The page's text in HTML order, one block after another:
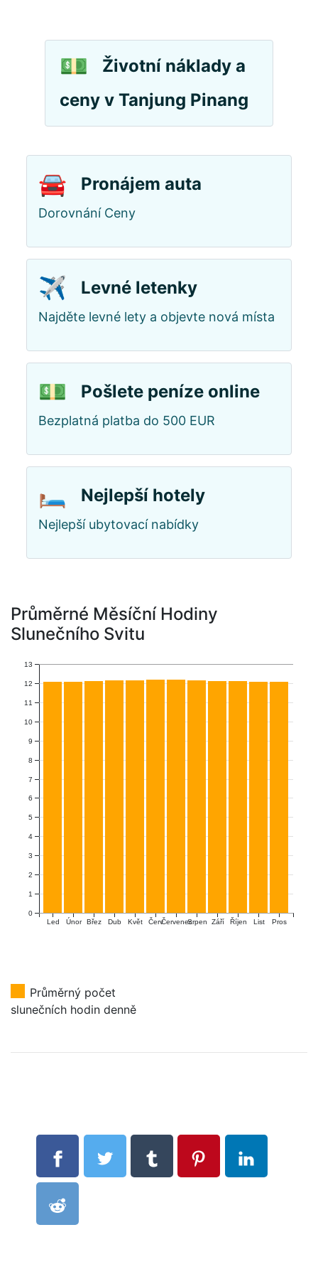
💵
Životní náklady a
ceny v Tanjung Pinang
🚘 Pronájem auta
Dorovnání Ceny
✈️ Levné letenky
Najděte levné lety a objevte nová místa
💵 Pošlete peníze online
Bezplatná platba do 500 EUR
🛏️ Nejlepší hotely
Nejlepší ubytovací nabídky
Průměrné Měsíční Hodiny
Slunečního Svitu
Led Únor Břez Dub Květ ČervČervenecSrpen Září Říjen List Pros
0
1
2
3
4
5
6
7
8
9
10
11
12
13
Průměrný počet
slunečních hodin denně